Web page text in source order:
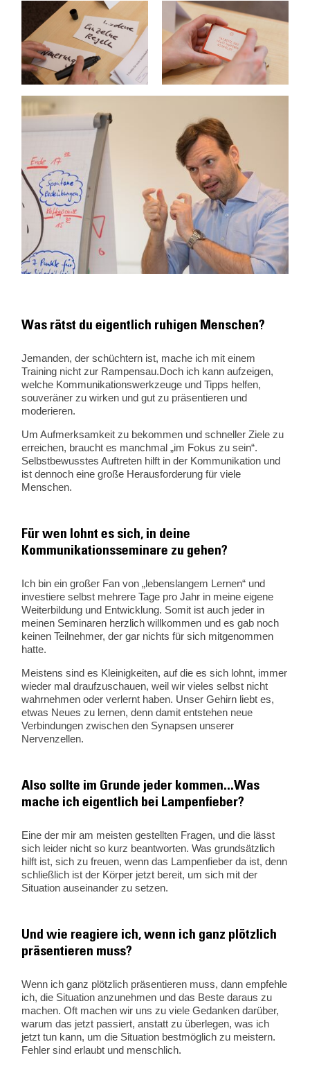
Was rätst du eigentlich ruhigen Menschen?
Jemanden, der schüchtern ist, mache ich mit einem
Training nicht zur Rampensau.Doch ich kann aufzeigen,
welche Kommunikationswerkzeuge und Tipps helfen,
souveräner zu wirken und gut zu präsentieren und
moderieren.
Um Aufmerksamkeit zu bekommen und schneller Ziele zu
erreichen, braucht es manchmal „im Fokus zu sein“.
Selbstbewusstes Auftreten hilft in der Kommunikation und
ist dennoch eine große Herausforderung für viele
Menschen.
Für wen lohnt es sich, in deine
Kommunikationsseminare zu gehen?
Ich bin ein großer Fan von „lebenslangem Lernen“ und
investiere selbst mehrere Tage pro Jahr in meine eigene
Weiterbildung und Entwicklung. Somit ist auch jeder in
meinen Seminaren herzlich willkommen und es gab noch
keinen Teilnehmer, der gar nichts für sich mitgenommen
hatte.
Meistens sind es Kleinigkeiten, auf die es sich lohnt, immer
wieder mal draufzuschauen, weil wir vieles selbst nicht
wahrnehmen oder verlernt haben. Unser Gehirn liebt es,
etwas Neues zu lernen, denn damit entstehen neue
Verbindungen zwischen den Synapsen unserer
Nervenzellen.
Also sollte im Grunde jeder kommen...Was
mache ich eigentlich bei Lampenfieber?
Eine der mir am meisten gestellten Fragen, und die lässt
sich leider nicht so kurz beantworten. Was grundsätzlich
hilft ist, sich zu freuen, wenn das Lampenfieber da ist, denn
schließlich ist der Körper jetzt bereit, um sich mit der
Situation auseinander zu setzen.
Und wie reagiere ich, wenn ich ganz plötzlich
präsentieren muss?
Wenn ich ganz plötzlich präsentieren muss, dann empfehle
ich, die Situation anzunehmen und das Beste daraus zu
machen. Oft machen wir uns zu viele Gedanken darüber,
warum das jetzt passiert, anstatt zu überlegen, was ich
jetzt tun kann, um die Situation bestmöglich zu meistern.
Fehler sind erlaubt und menschlich.